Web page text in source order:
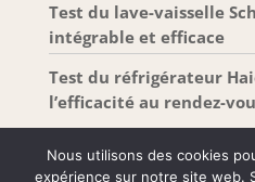
Test du lave-vaisselle
intégrable et efficace
Test du réfrigérateur
l’efficacité au rendez-
Nous utilisons des cookies
expérience sur notre site web.